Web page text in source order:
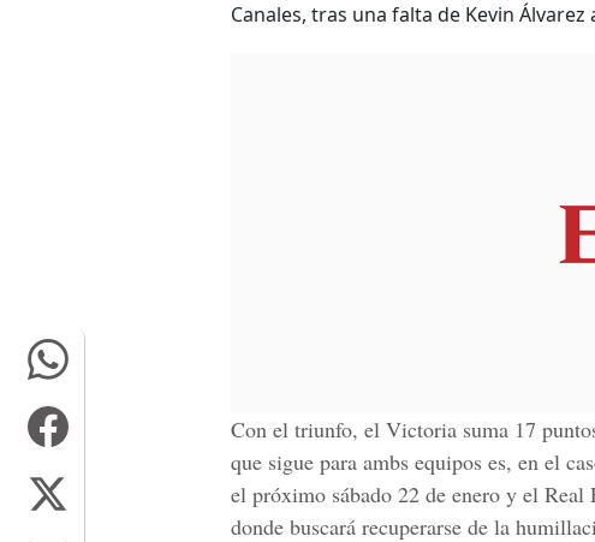
Canales, tras una falta de Kevin Álvarez
Con el triunfo, el Victoria suma 17
que sigue para ambs equipos es, en el
el próximo sábado 22 de enero y el
donde buscará recuperarse de la